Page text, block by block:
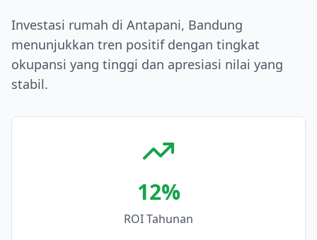
Investasi rumah di Antapani, Bandung
menunjukkan tren positif dengan tingkat
okupansi yang tinggi dan apresiasi nilai yang
stabil.
12%
ROI Tahunan